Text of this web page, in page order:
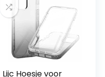
Lijc Hoesje voor